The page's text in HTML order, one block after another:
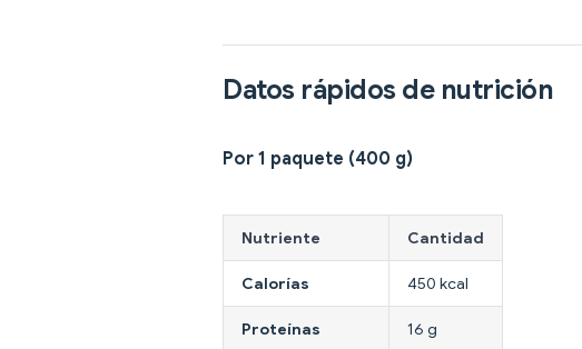
Datos rápidos de nutrición
Por 1 paquete (400 g)
Nutriente Cantidad
Calorías 450 kcal
Proteínas 16 g